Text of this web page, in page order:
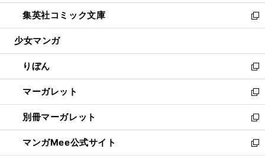
開
く
ウ
で
開
ン
ド
ウ
開
く
ウ
ィ
ン
ウ
で
開
く
し
い
ウ
ン
ド
ウ
で
開
く
集英社コミック文庫
新
し
ウ
ィ
ン
ド
ウ
で
開
く
少女マンガ
りぼん
新
し
い
ウ
ィ
ン
ド
ウ
マーガレット
新
し
い
ウ
ィ
ン
別冊マーガレット
新
し
い
ウ
マンガMee公式サイト
新
し